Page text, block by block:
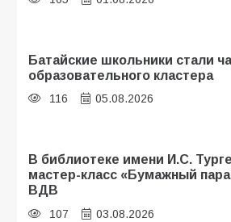
Батайские школьники стали
образовательного кластера
116 05.08.2026
В библиотеке имени И.С.
мастер-класс «Бумажный
ВДВ
107 03.08.2026